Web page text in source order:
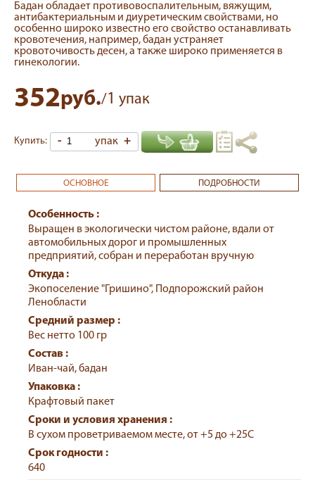
Бадан обладает противовоспалительным, вяжущим,
антибактериальным и диуретическим свойствами, но
особенно широко известно его свойство останавливать
кровотечения, например, бадан устраняет
кровоточивость десен, а также широко применяется в
гинекологии.
352руб./1 упак
Купить: - упак +
ОСНОВНОЕ ПОДРОБНОСТИ
Особенность :
Выращен в экологически чистом районе, вдали от
автомобильных дорог и промышленных
предприятий, собран и переработан вручную
Откуда :
Экопоселение "Гришино", Подпорожский район
Ленобласти
Средний размер :
Вес нетто 100 гр
Состав :
Иван-чай, бадан
Упаковка :
Крафтовый пакет
Сроки и условия хранения :
В сухом проветриваемом месте, от +5 до +25С
Срок годности :
640